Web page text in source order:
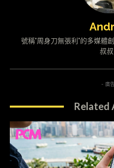
號稱"周身刀無張利"的多媒體
叔叔
- 廣
Related